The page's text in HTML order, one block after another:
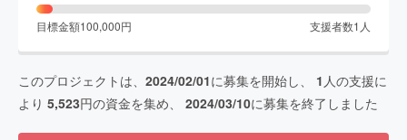
目標金額100,000円 支援者数1 人
このプロジェクトは、 2024/02/01に募集を開始し、 1 人の支援に
より 5,523円の資金を集め、 2024/03/10に募集を終了しました